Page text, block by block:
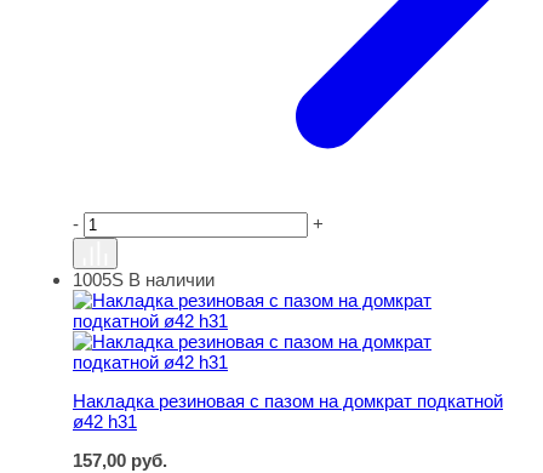
- +
Накладка резиновая с пазом на домкрат подкатной ø42
1005S В наличии
Накладка резиновая с пазом на домкрат подкатной
ø42 h31
157,00 руб.